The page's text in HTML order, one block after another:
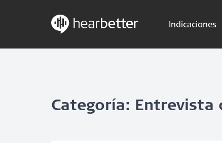
Indicaciones
Categoría: Entrevista